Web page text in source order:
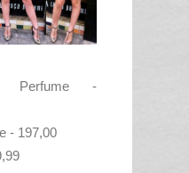
Perfume -
- 197,00